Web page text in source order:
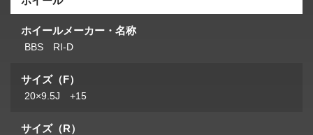
ホイールメーカー・名称
BBS RI-D
サイズ（F）
20×9.5J +15
サイズ（R）